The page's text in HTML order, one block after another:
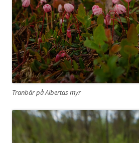
Tranbär på Albertas myr